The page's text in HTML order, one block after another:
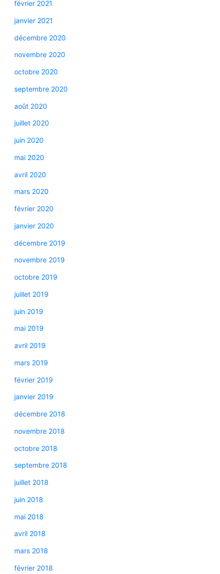
février 2021
janvier 2021
décembre 2020
novembre 2020
octobre 2020
septembre 2020
août 2020
juillet 2020
juin 2020
mai 2020
avril 2020
mars 2020
février 2020
janvier 2020
décembre 2019
novembre 2019
octobre 2019
juillet 2019
juin 2019
mai 2019
avril 2019
mars 2019
février 2019
janvier 2019
décembre 2018
novembre 2018
octobre 2018
septembre 2018
juillet 2018
juin 2018
mai 2018
avril 2018
mars 2018
février 2018